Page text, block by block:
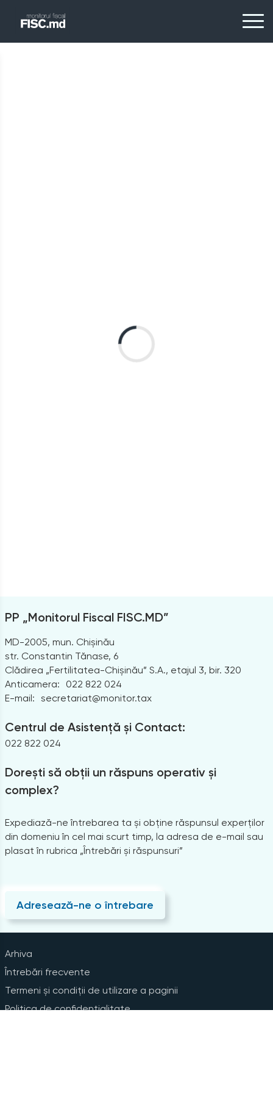
PP „Monitorul Fiscal FISC.MD”
MD-2005, mun. Chișinău
str. Constantin Tănase, 6
Clădirea „Fertilitatea-Chișinău” S.A., etajul 3, bir. 320
Anticamera:
022 822 024
E-mail: secretariat@monitor.tax
Centrul de Asistență și Contact:
022 822 024
Dorești să obții un răspuns operativ și
complex?
Expediază-ne întrebarea ta și obține răspunsul experților
din domeniu în cel mai scurt timp, la adresa de e-mail sau
plasat în rubrica „Întrebări și răspunsuri”
Adresează-ne o întrebare
Arhiva
Întrebări frecvente
Termeni și condiții de utilizare a paginii
Politica de confidențialitate